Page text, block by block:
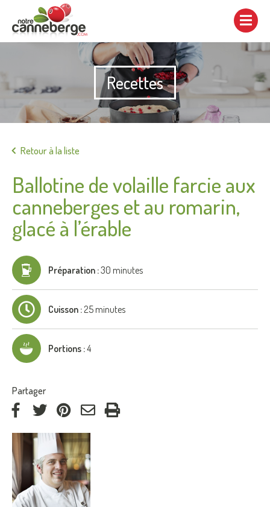
Afficher/cacher
navigation
Recettes
Retour à la liste
Ballotine de volaille farcie aux
canneberges et au romarin,
glacé à l’érable
Préparation :30 minutes
Cuisson : 25 minutes
Portions :4
Partager:
FacebookTwitterPinterestcourriel